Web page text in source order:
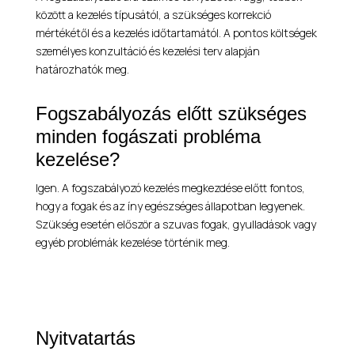
között a kezelés típusától, a szükséges korrekció
mértékétől és a kezelés időtartamától. A pontos költségek
személyes konzultáció és kezelési terv alapján
határozhatók meg.
Fogszabályozás előtt szükséges
minden fogászati probléma
kezelése?
Igen. A fogszabályozó kezelés megkezdése előtt fontos,
hogy a fogak és az íny egészséges állapotban legyenek.
Szükség esetén először a szuvas fogak, gyulladások vagy
egyéb problémák kezelése történik meg.
Nyitvatartás